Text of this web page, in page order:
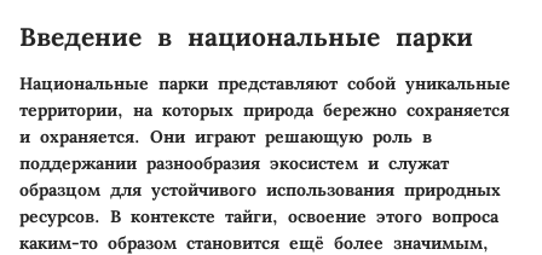
Введение в национальные парки
Национальные парки представляют собой уникальные
территории, на которых природа бережно сохраняется
и охраняется. Они играют решающую роль в
поддержании разнообразия экосистем и служат
образцом для устойчивого использования природных
ресурсов. В контексте тайги, освоение этого вопроса
каким-то образом становится ещё более значимым,